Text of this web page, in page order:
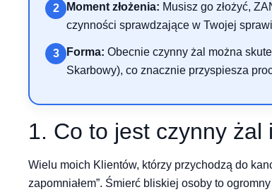
2 Moment złożenia: Musisz go złożyć,
czynności sprawdzające w Twojej
3 Forma: Obecnie czynny żal można
Skarbowy), co znacznie przyspiesza
1. Co to jest czynny
Wielu moich Klientów, którzy przychodzą do
zapomniałem”. Śmierć bliskiej osoby to